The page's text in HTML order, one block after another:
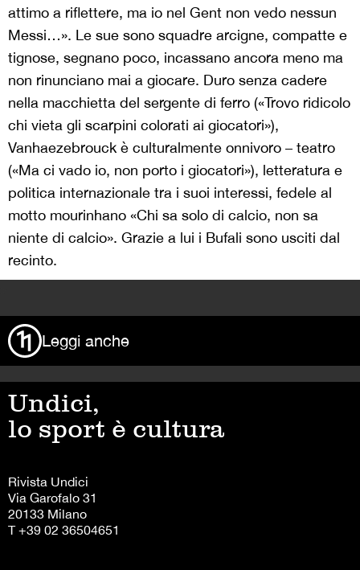
attimo a riflettere, ma io nel Gent non vedo nessun
Messi…». Le sue sono squadre arcigne, compatte e
tignose, segnano poco, incassano ancora meno ma
non rinunciano mai a giocare. Duro senza cadere
nella macchietta del sergente di ferro («Trovo ridicolo
chi vieta gli scarpini colorati ai giocatori»),
Vanhaezebrouck è culturalmente onnivoro – teatro
(«Ma ci vado io, non porto i giocatori»), letteratura e
politica internazionale tra i suoi interessi, fedele al
motto mourinhano «Chi sa solo di calcio, non sa
niente di calcio». Grazie a lui i Bufali sono usciti dal
recinto.
Leggi anche
Undici,
lo sport è cultura
Rivista Undici
Via Garofalo 31
20133 Milano
T +39 02 36504651